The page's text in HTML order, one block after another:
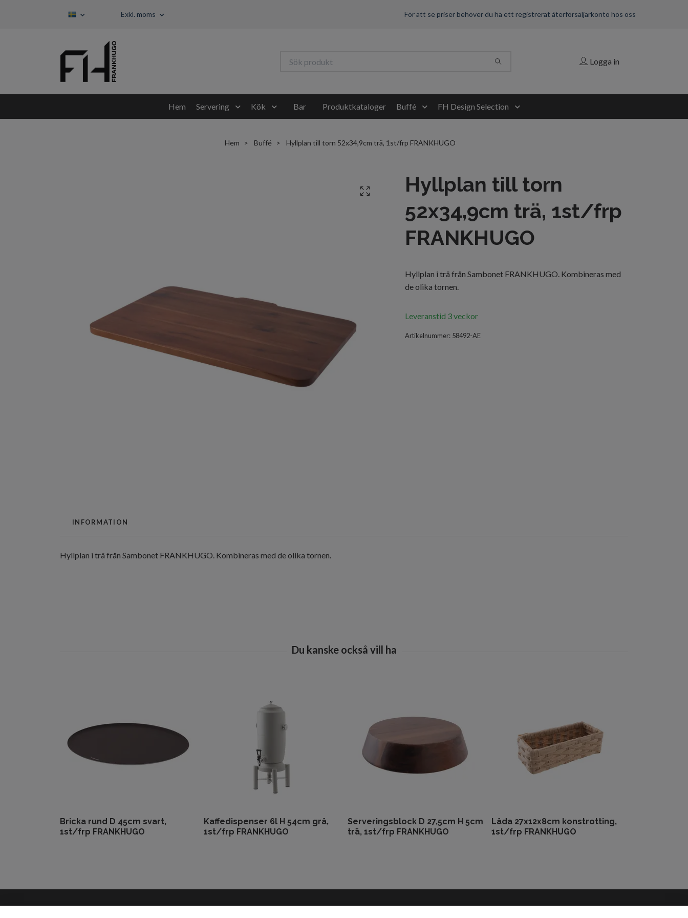
Exkl. moms För att se priser behöver du ha ett registrerat återförsäljarkonto hos oss
Logga in
Hem Servering Kök Bar Produktkataloger Buffé FH Design Selection
Hem Buffé Hyllplan till torn 52x34,9cm trä, 1st/frp FRANKHUGO
Hyllplan till torn
52x34,9cm trä, 1st/frp
FRANKHUGO
Hyllplan i trä från Sambonet FRANKHUGO. Kombineras med
de olika tornen.
Leveranstid 3 veckor
Artikelnummer: 58492-AE
INFORMATION
Hyllplan i trä från Sambonet FRANKHUGO. Kombineras med de olika tornen.
Bricka rund D 45cm svart,
1st/frp FRANKHUGO
Kaffedispenser 6l H 54cm grå,
1st/frp FRANKHUGO
Serveringsblock D 27,5cm H 5cm
trä, 1st/frp FRANKHUGO
Låda 27x12x8cm konstrotting,
1st/frp FRANKHUGO